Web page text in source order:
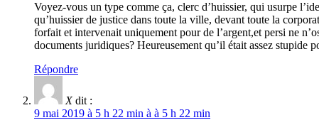
Voyez-vous un type comme ça, clerc d’huissier, qui usurpe
qu’huissier de justice dans toute la ville, devant toute la
forfait et intervenait uniquement pour de l’argent,et persi ne
documents juridiques? Heureusement qu’il était assez
Répondre
X dit :
9 mai 2019 à 5 h 22 min à à 5 h 22 min